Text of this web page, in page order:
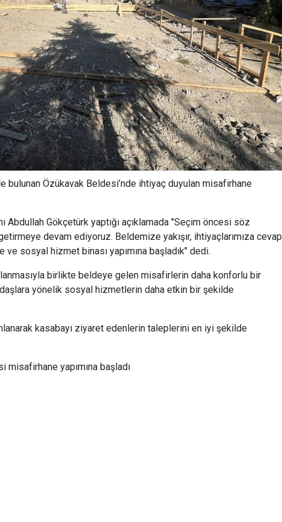
bulunan Özükavak Beldesi’nde ihtiyaç duyulan misafirhane
Abdullah Gökçetürk yaptığı açıklamada "Seçim öncesi söz
devam ediyoruz. Beldemize yakışır, ihtiyaçlarımıza cevap
sosyal hizmet binası yapımına başladık" dedi.
birlikte beldeye gelen misafirlerin daha konforlu bir
yönelik sosyal hizmetlerin daha etkin bir şekilde
kasabayı ziyaret edenlerin taleplerini en iyi şekilde